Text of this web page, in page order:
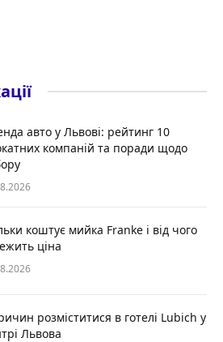
авто у Львові: рейтинг 10
компаній та поради щодо
коштує мийка Franke і від чого
ціна
розміститися в готелі Lubich у
Львова